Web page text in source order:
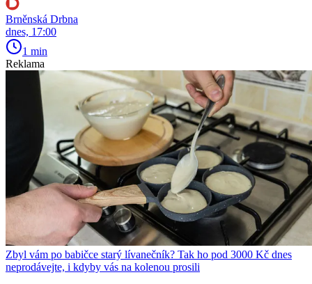
Brněnská Drbna
dnes, 17:00
1 min
Reklama
Zbyl vám po babičce starý lívanečník? Tak ho pod 3000 Kč dnes
neprodávejte, i kdyby vás na kolenou prosili